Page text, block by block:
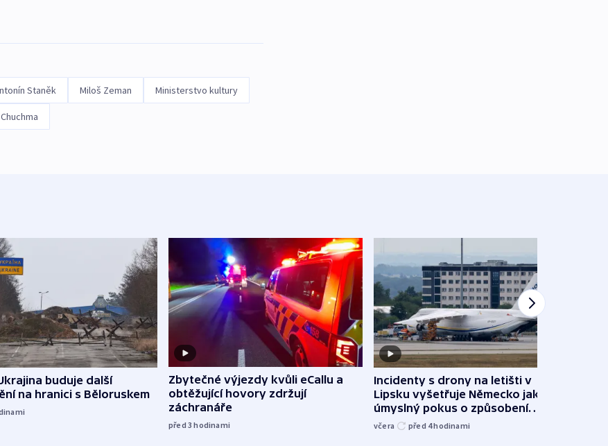
Staněk Miloš Zeman Ministerstvo kultury
buduje další
na hranici s Běloruskem
Zbytečné výjezdy kvůli eCallu a
obtěžující hovory zdržují
záchranáře
před 3hodinami
Incidenty s drony na letišti v
Lipsku vyšetřuje Německo jako
úmyslný pokus o způsobení
exploze
včera před 4hodinami